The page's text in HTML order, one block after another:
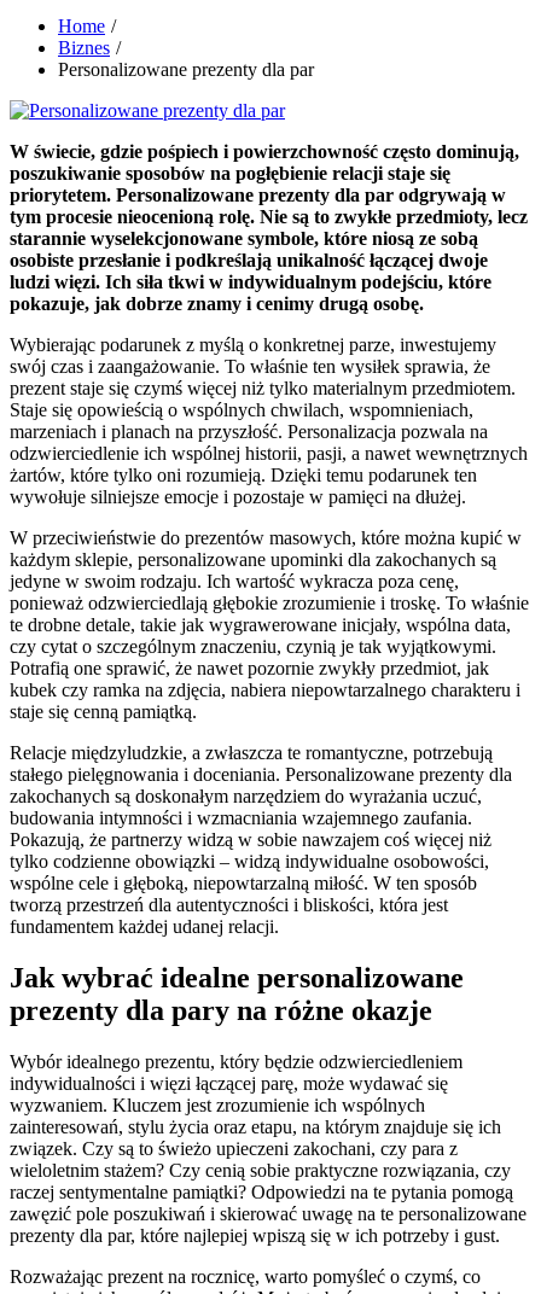
Home
Biznes
Personalizowane prezenty dla par
W świecie, gdzie pośpiech i powierzchowność często dominują,
poszukiwanie sposobów na pogłębienie relacji staje się
priorytetem. Personalizowane prezenty dla par odgrywają w
tym procesie nieocenioną rolę. Nie są to zwykłe przedmioty, lecz
starannie wyselekcjonowane symbole, które niosą ze sobą
osobiste przesłanie i podkreślają unikalność łączącej dwoje
ludzi więzi. Ich siła tkwi w indywidualnym podejściu, które
pokazuje, jak dobrze znamy i cenimy drugą osobę.
Wybierając podarunek z myślą o konkretnej parze, inwestujemy
swój czas i zaangażowanie. To właśnie ten wysiłek sprawia, że
prezent staje się czymś więcej niż tylko materialnym przedmiotem.
Staje się opowieścią o wspólnych chwilach, wspomnieniach,
marzeniach i planach na przyszłość. Personalizacja pozwala na
odzwierciedlenie ich wspólnej historii, pasji, a nawet wewnętrznych
żartów, które tylko oni rozumieją. Dzięki temu podarunek ten
wywołuje silniejsze emocje i pozostaje w pamięci na dłużej.
W przeciwieństwie do prezentów masowych, które można kupić w
każdym sklepie, personalizowane upominki dla zakochanych są
jedyne w swoim rodzaju. Ich wartość wykracza poza cenę,
ponieważ odzwierciedlają głębokie zrozumienie i troskę. To właśnie
te drobne detale, takie jak wygrawerowane inicjały, wspólna data,
czy cytat o szczególnym znaczeniu, czynią je tak wyjątkowymi.
Potrafią one sprawić, że nawet pozornie zwykły przedmiot, jak
kubek czy ramka na zdjęcia, nabiera niepowtarzalnego charakteru i
staje się cenną pamiątką.
Relacje międzyludzkie, a zwłaszcza te romantyczne, potrzebują
stałego pielęgnowania i doceniania. Personalizowane prezenty dla
zakochanych są doskonałym narzędziem do wyrażania uczuć,
budowania intymności i wzmacniania wzajemnego zaufania.
Pokazują, że partnerzy widzą w sobie nawzajem coś więcej niż
tylko codzienne obowiązki – widzą indywidualne osobowości,
wspólne cele i głęboką, niepowtarzalną miłość. W ten sposób
tworzą przestrzeń dla autentyczności i bliskości, która jest
fundamentem każdej udanej relacji.
Jak wybrać idealne personalizowane
prezenty dla pary na różne okazje
Wybór idealnego prezentu, który będzie odzwierciedleniem
indywidualności i więzi łączącej parę, może wydawać się
wyzwaniem. Kluczem jest zrozumienie ich wspólnych
zainteresowań, stylu życia oraz etapu, na którym znajduje się ich
związek. Czy są to świeżo upieczeni zakochani, czy para z
wieloletnim stażem? Czy cenią sobie praktyczne rozwiązania, czy
raczej sentymentalne pamiątki? Odpowiedzi na te pytania pomogą
zawęzić pole poszukiwań i skierować uwagę na te personalizowane
prezenty dla par, które najlepiej wpiszą się w ich potrzeby i gust.
Rozważając prezent na rocznicę, warto pomyśleć o czymś, co